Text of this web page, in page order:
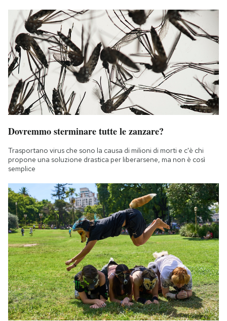
Dovremmo sterminare tutte le zanzare?
Trasportano virus che sono la causa di milioni di morti e c'è chi
propone una soluzione drastica per liberarsene, ma non è così
semplice